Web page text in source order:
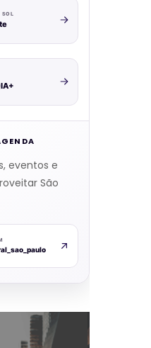
eventos e
São